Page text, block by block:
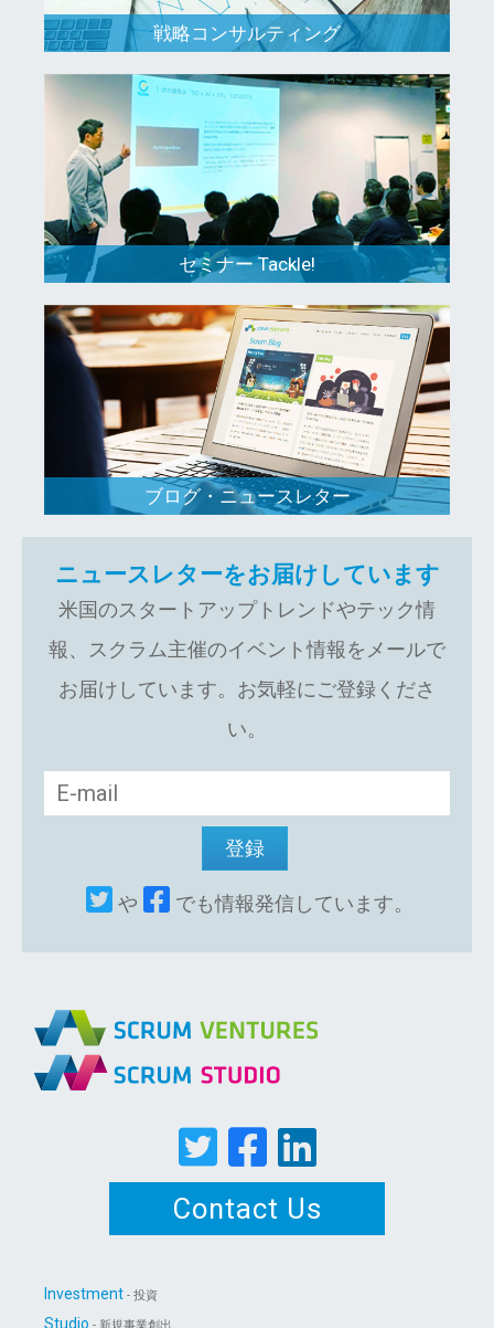
戦略コンサルティング
セミナー Tackle!
ブログ・ニュースレター
ニュースレターをお届けしています
米国のスタートアップトレンドやテック情
報、スクラム主催のイベント情報をメールで
お届けしています。お気軽にご登録くださ
い。
や でも情報発信しています。
Contact Us
Investment - 投資
Studio